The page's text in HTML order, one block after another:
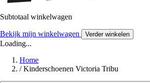
Subtotaal winkelwagen
Bekijk mijn winkelwagen Verder winkelen
Loading...
Home
/ Kinderschoenen Victoria Tribu